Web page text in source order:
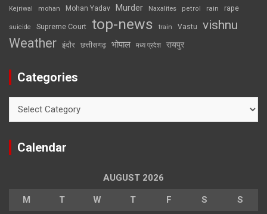
Kejriwal mohan Mohan Yadav Murder Naxalites petrol rain rape
suicide Supreme Court top-news train Vastu vishnu
Weather इंदौर छत्तीसगढ़ भोपाल मध्य प्रदेश रायपुर
Categories
Calendar
AUGUST 2026
M T W T F S S